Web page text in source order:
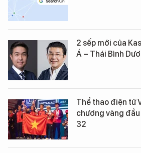
2 sếp mới của
Á – Thái Bình
Thể thao điện tử
chương vàng
32